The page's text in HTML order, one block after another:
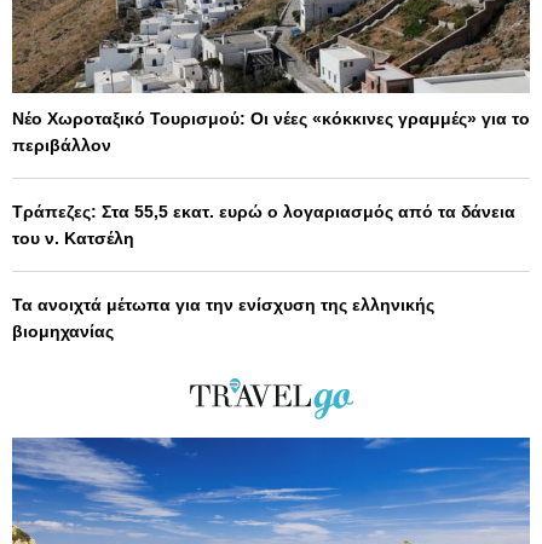
Νέο Χωροταξικό Τουρισμού: Οι νέες «κόκκινες γραμμές» για το
περιβάλλον
Τράπεζες: Στα 55,5 εκατ. ευρώ ο λογαριασμός από τα δάνεια
του ν. Κατσέλη
Τα ανοιχτά μέτωπα για την ενίσχυση της ελληνικής
βιομηχανίας